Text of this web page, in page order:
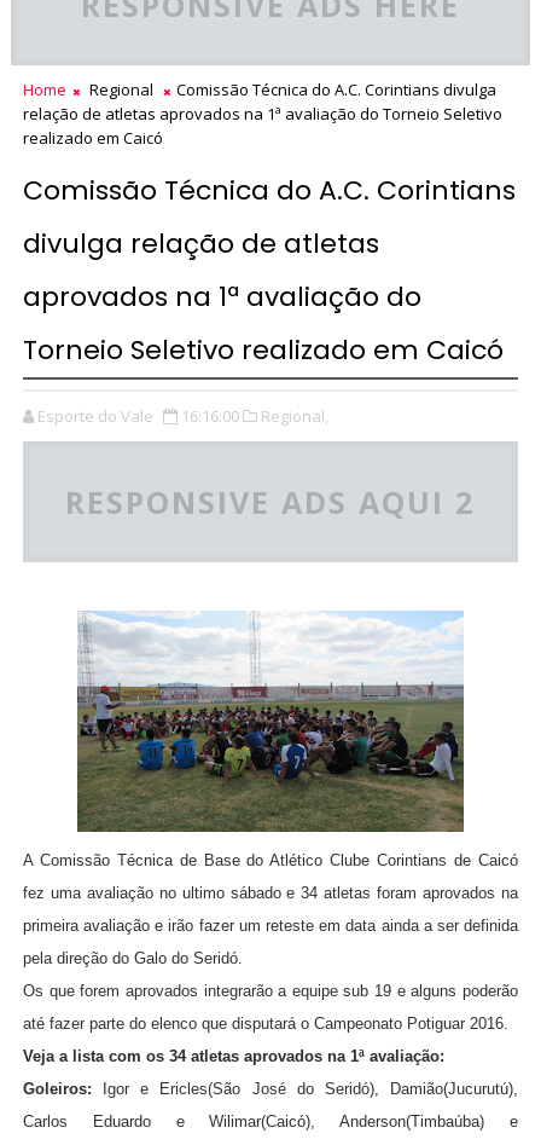
Home Regional
Comissão Técnica do A.C. Corintians divulga
relação de atletas aprovados na 1ª avaliação do Torneio Seletivo
realizado em Caicó
Comissão Técnica do A.C. Corintians
divulga relação de atletas
aprovados na 1ª avaliação do
Torneio Seletivo realizado em Caicó
Esporte do Vale 16:16:00 Regional,
RESPONSIVE ADS AQUI 2
A Comissão Técnica de Base do Atlético Clube Corintians de Caicó
fez uma avaliação no ultimo sábado e 34 atletas foram aprovados na
primeira avaliação e irão fazer um reteste em data ainda a ser definida
pela direção do Galo do Seridó.
Os que forem aprovados integrarão a equipe sub 19 e alguns poderão
até fazer parte do elenco que disputará o Campeonato Potiguar 2016.
Veja a lista com os 34 atletas aprovados na 1ª avaliação:
Goleiros: Igor e Ericles(São José do Seridó), Damião(Jucurutú),
Carlos Eduardo e Wilimar(Caicó), Anderson(Timbaúba) e